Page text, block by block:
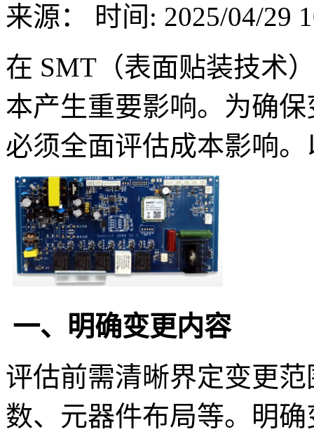
来源：
时间: 2025/04/29
在 SMT（表面贴装技术
本产生重要影响。为确
必须全面评估成本影响
一、明确变更内容
评估前需清晰界定变更
数、元器件布局等。明